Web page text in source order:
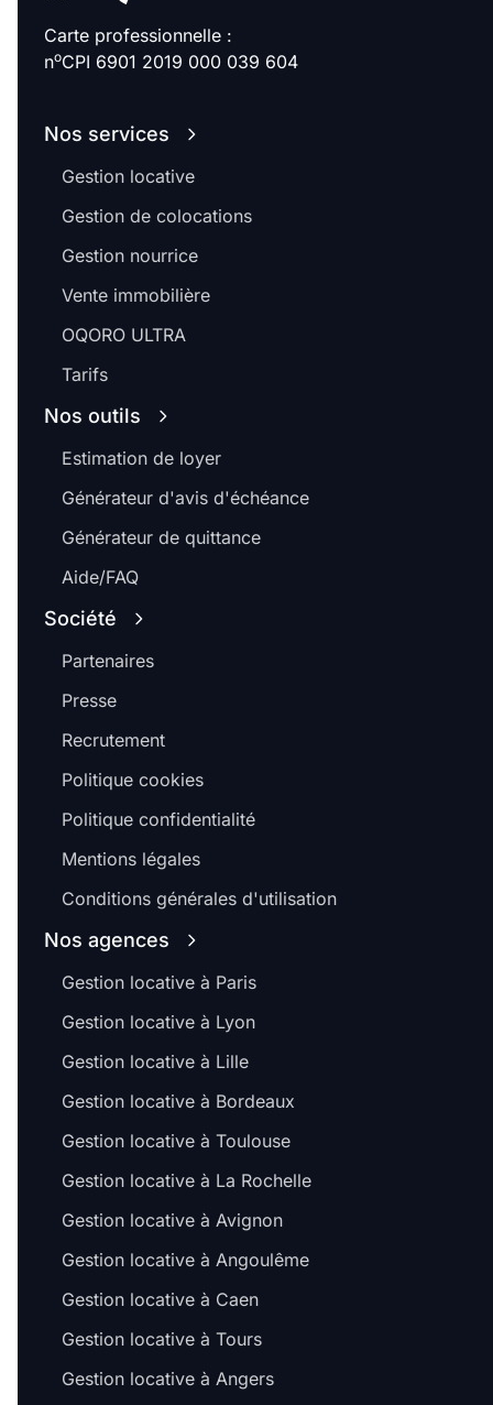
Carte professionnelle :
noCPI 6901 2019 000 039 604
Nos services
Gestion locative
Gestion de colocations
Gestion nourrice
Vente immobilière
OQORO ULTRA
Tarifs
Nos outils
Estimation de loyer
Générateur d'avis d'échéance
Générateur de quittance
Aide/FAQ
Société
Partenaires
Presse
Recrutement
Politique cookies
Politique confidentialité
Mentions légales
Conditions générales d'utilisation
Nos agences
Gestion locative à Paris
Gestion locative à Lyon
Gestion locative à Lille
Gestion locative à Bordeaux
Gestion locative à Toulouse
Gestion locative à La Rochelle
Gestion locative à Avignon
Gestion locative à Angoulême
Gestion locative à Caen
Gestion locative à Tours
Gestion locative à Angers